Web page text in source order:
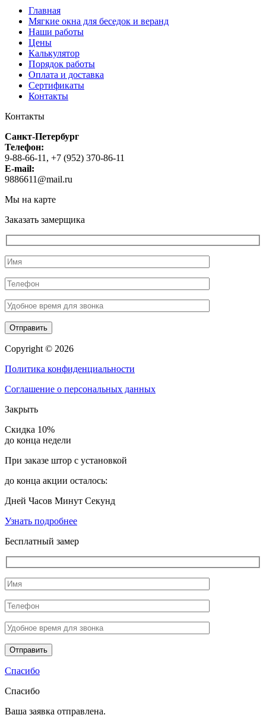
Главная
Мягкие окна для беседок и веранд
Наши работы
Цены
Калькулятор
Порядок работы
Оплата и доставка
Сертификаты
Контакты
Контакты
Санкт-Петербург
Телефон:
9-88-66-11, +7 (952) 370-86-11
E-mail:
9886611@mail.ru
Мы на карте
Заказать замерщика
Copyright © 2026
Политика конфиденциальности
Соглашение о персональных данных
Закрыть
Скидка 10%
до конца недели
При заказе штор с установкой
до конца акции осталось:
Дней Часов Минут Секунд
Узнать подробнее
Бесплатный замер
Спасибо
Спасибо
Ваша заявка отправлена.